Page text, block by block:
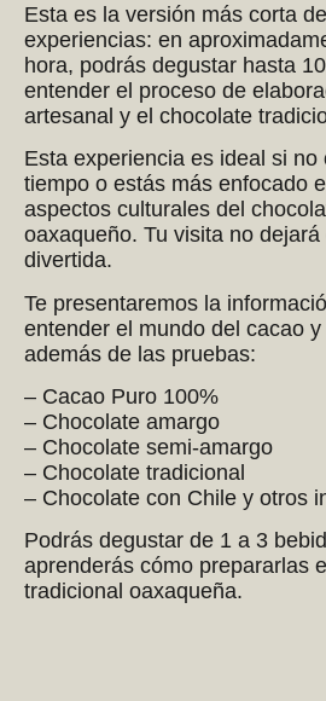
Esta es la versión más corta
experiencias: en
hora, podrás degustar hasta
entender el proceso de
artesanal y el chocolate
Esta experiencia es ideal si
tiempo o estás más enfocado
aspectos culturales del
oaxaqueño. Tu visita no
divertida.
Te presentaremos la
entender el mundo del cacao
además de las pruebas:
– Cacao Puro 100%
– Chocolate amargo
– Chocolate semi-amargo
– Chocolate tradicional
– Chocolate con Chile y otros
Podrás degustar de 1 a 3
aprenderás cómo prepararlas
tradicional oaxaqueña.